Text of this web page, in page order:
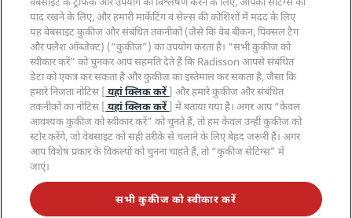
कैरियर EHL
The Club by RHG
विकास के अवसर
जिम्मेदारीपूर्ण व्यवसाय
प्रोक्योरमेंट
Radisson Rewards के नियम और शर्तें
साइट के उपयोग के लिए समझौता
डिजिटल एक्सेसिबिलिटी
आधुनिक गुलामी वक्तव्य
उपभोक्ता एलर्ट्स
संपर्क करें
अक्सर पूछे जाने वाले प्रश्न
साइटमैप
सोशल मीडिया
Radisson Hotels ब्रांड्स
हमारे सबसे लोकप्रिय सौदों से कभी न चूकें
याद रखने के लिए, और हमारी मार्केटिंग व सेल्स की कोशिशों में मदद के लिए
यह वेबसाइट कुकीज और संबंधित तकनीकों (जैसे कि वेब बीकन, पिक्सल टैग
और फ्लैश ऑब्जेक्ट) (“कुकीज”) का उपयोग करता है। “सभी कुकीज को
स्वीकार करें” को चुनकर आप सहमति देते हैं कि Radisson आपसे संबंधित
डेटा को एकत्र कर सकता है और कुकीज का इस्तेमाल कर सकता है, जैसा कि
हमारे निजता नोटिस [ यहां क्लिक करें] और हमारे कुकीज और संबंधित
तकनीकों का नोटिस [ यहां क्लिक करें] में बताया गया है। अगर आप “केवल
आवश्यक कुकीज को स्वीकार करें” को चुनते हैं, तो हम केवल उन्हीं कुकीज को
स्टोर करेंगे, जो वेबसाइट को सही तरीके से चलाने के लिए बेहद जरूरी हैं। अगर
आप विशेष प्रकार के विकल्पों को चुनना चाहते हैं, तो “कुकीज सेटिंग्स” में
जाएं।
सभी कुकीज को स्वीकार करें